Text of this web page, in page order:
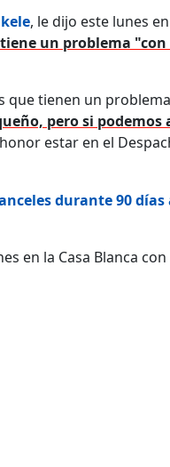
, le dijo este lunes
tiene un problema
que tienen un
pero si
estar en el
durante 90
en la Casa Blanca